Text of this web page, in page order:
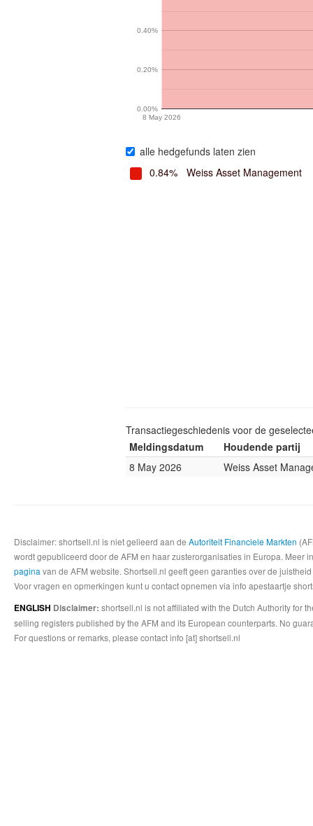
8 May 2026
0.00%
0.20%
0.40%
alle hedgefunds laten zien
0.84%
Weiss Asset Management
Transactiegeschiedenis voor de
Meldingsdatum
Houdende partij
8 May 2026
Weiss Asset
Disclaimer: shortsell.nl is niet gelieerd aan de Autoriteit Financiele Markten
wordt gepubliceerd door de AFM en haar zusterorganisaties in Europa.
pagina van de AFM website. Shortsell.nl geeft geen garanties over de
Voor vragen en opmerkingen kunt u contact opnemen via info apestaartje
ENGLISH Disclaimer: shortsell.nl is not affiliated with the Dutch Authority for
selling registers published by the AFM and its European counterparts. No
For questions or remarks, please contact info [at] shortsell.nl